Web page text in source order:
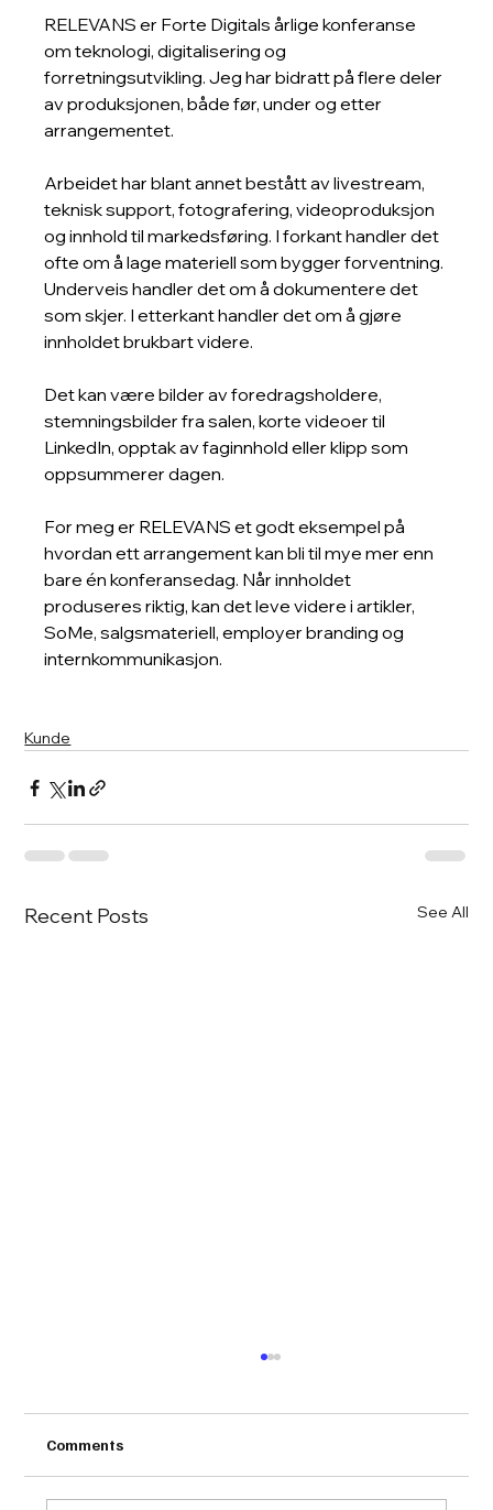
RELEVANS er Forte Digitals årlige konferanse
om teknologi, digitalisering og
forretningsutvikling. Jeg har bidratt på flere deler
av produksjonen, både før, under og etter
arrangementet.
Arbeidet har blant annet bestått av livestream,
teknisk support, fotografering, videoproduksjon
og innhold til markedsføring. I forkant handler det
ofte om å lage materiell som bygger forventning.
Underveis handler det om å dokumentere det
som skjer. I etterkant handler det om å gjøre
innholdet brukbart videre.
Det kan være bilder av foredragsholdere,
stemningsbilder fra salen, korte videoer til
LinkedIn, opptak av faginnhold eller klipp som
oppsummerer dagen.
For meg er RELEVANS et godt eksempel på
hvordan ett arrangement kan bli til mye mer enn
bare én konferansedag. Når innholdet
produseres riktig, kan det leve videre i artikler,
SoMe, salgsmateriell, employer branding og
internkommunikasjon.
Kunde
Recent Posts See All
Comments